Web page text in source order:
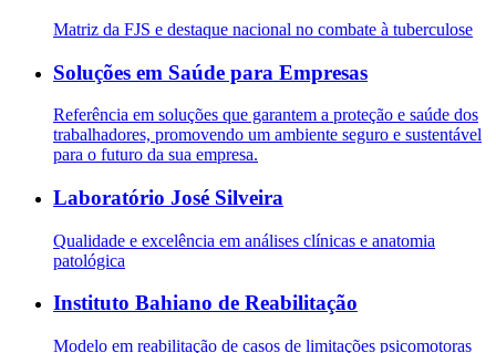
Matriz da FJS e destaque nacional no combate à tuberculose
Soluções em Saúde para Empresas
Referência em soluções que garantem a proteção e saúde dos
trabalhadores, promovendo um ambiente seguro e sustentável
para o futuro da sua empresa.
Laboratório José Silveira
Qualidade e excelência em análises clínicas e anatomia
patológica
Instituto Bahiano de Reabilitação
Modelo em reabilitação de casos de limitações psicomotoras